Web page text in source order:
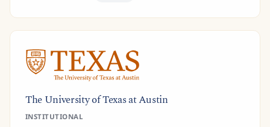
The University of Texas at Austin
INSTITUTIONAL